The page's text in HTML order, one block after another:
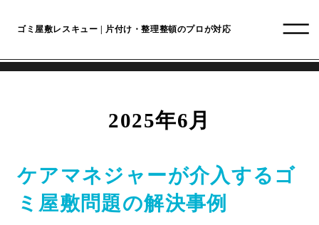
ゴミ屋敷レスキュー | 片付け・整理整頓のプロが対応
2025年6月
ケアマネジャーが介入するゴ
ミ屋敷問題の解決事例